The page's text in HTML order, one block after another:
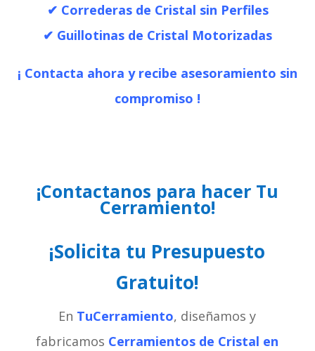
✔ Correderas de Cristal sin Perfiles
✔ Guillotinas de Cristal Motorizadas
¡ Contacta ahora y recibe asesoramiento sin
compromiso !
¡Contactanos para hacer Tu
Cerramiento!
¡Solicita tu Presupuesto
Gratuito!
En TuCerramiento, diseñamos y
fabricamos Cerramientos de Cristal en